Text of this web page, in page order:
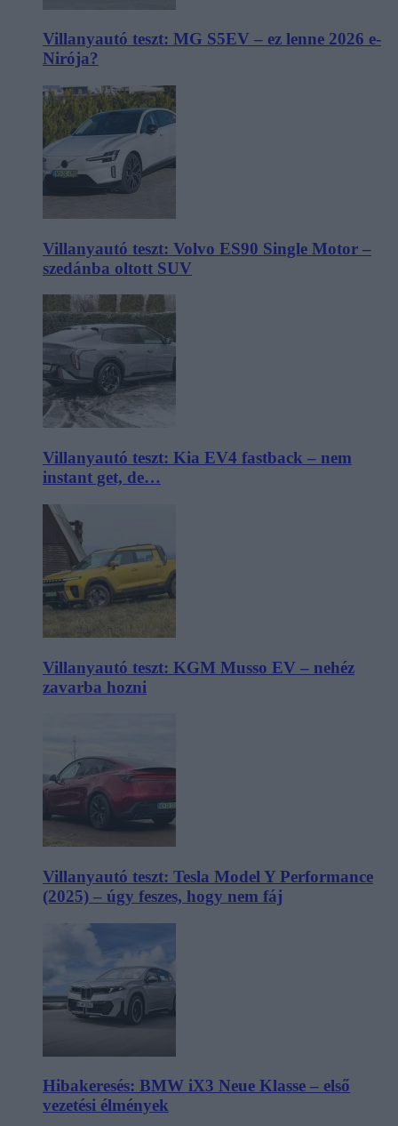
Villanyautó teszt: MG S5EV – ez lenne 2026 e-
Nirója?
Villanyautó teszt: Volvo ES90 Single Motor –
szedánba oltott SUV
Villanyautó teszt: Kia EV4 fastback – nem
instant get, de…
Villanyautó teszt: KGM Musso EV – nehéz
zavarba hozni
Villanyautó teszt: Tesla Model Y Performance
(2025) – úgy feszes, hogy nem fáj
Hibakeresés: BMW iX3 Neue Klasse – első
vezetési élmények